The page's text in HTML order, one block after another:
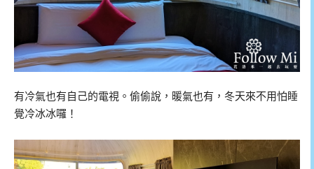
有冷氣也有自己的電視。偷偷說，暖氣也有，冬天來不用怕睡
覺冷冰冰囉！